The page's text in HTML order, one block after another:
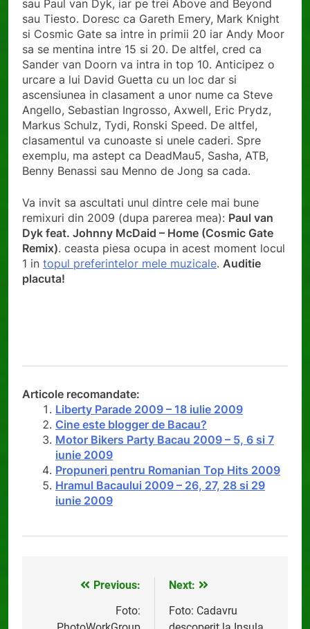
sau Paul van Dyk, iar pe trei Above and Beyond
sau Tiesto. Doresc ca Gareth Emery, Mark Knight
si Cosmic Gate sa intre in primii 20 iar Andy Moor
sa se mentina intre 15 si 20. De altfel, cred ca
Sander van Doorn va intra in top 10. Anticipez o
urcare a lui David Guetta cu un loc dar si
ascensiunea in clasament a unor nume ca Steve
Angello, Sebastian Ingrosso, Axwell, Eric Prydz,
Markus Schulz, Tydi, Ronski Speed. De altfel,
clasamentul va cunoaste si unele caderi. Spre
exemplu, ma astept ca DeadMau5, Sasha, ATB,
Benny Benassi sau Menno de Jong sa cada.
Va invit sa ascultati unul dintre cele mai bune
remixuri din 2009 (dupa parerea mea): Paul van
Dyk feat. Johnny McDaid – Home (Cosmic Gate
Remix). ceasta piesa ocupa in acest moment locul
1 in topul preferintelor mele muzicale. Auditie
placuta!
Articole recomandate:
Liberty Parade 2009 – 18 iulie 2009
Cine este blogger de Bacau?
Motor Bikers Party Bacau 2009 – 5, 6 si 7
iunie 2009
Propuneri pentru Romanian Top Hits 2009
Hramul Bacaului 2009 – 26, 27, 28 si 29
iunie 2009
NavigarePrevious:
Foto:
Next:
Foto: Cadavru